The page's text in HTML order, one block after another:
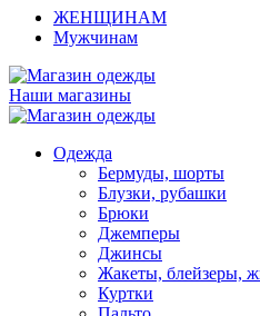
ЖЕНЩИНАМ
Мужчинам
Наши магазины
Одежда
Бермуды, шорты
Блузки, рубашки
Брюки
Джемперы
Джинсы
Жакеты, блейзеры,
Куртки